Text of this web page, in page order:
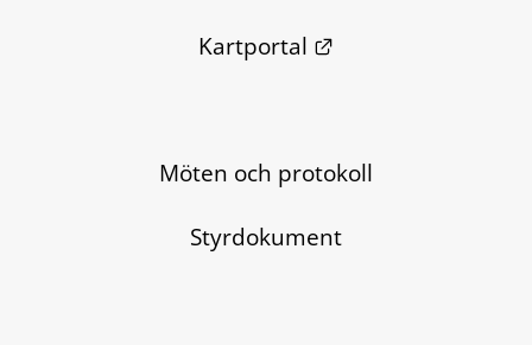
Kartportal
Länk till annan
Möten och protokoll
Styrdokument